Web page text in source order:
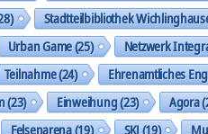
Stadtteilbibliothek
Urban Game(25) Netzwerk
Teilnahme(24) Ehrenamtliches
(23) Einweihung(23) Agora
Felsenarena(19) SKJ(19)